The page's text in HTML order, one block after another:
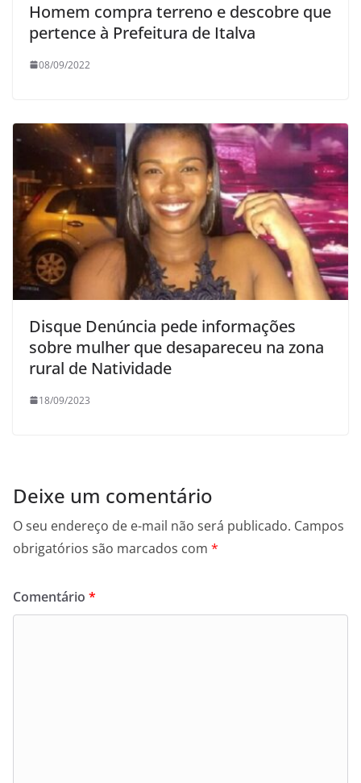
Homem compra terreno e descobre que
pertence à Prefeitura de Italva
08/09/2022
Disque Denúncia pede informações
sobre mulher que desapareceu na zona
rural de Natividade
18/09/2023
Deixe um comentário
O seu endereço de e-mail não será publicado. Campos
obrigatórios são marcados com *
Comentário *